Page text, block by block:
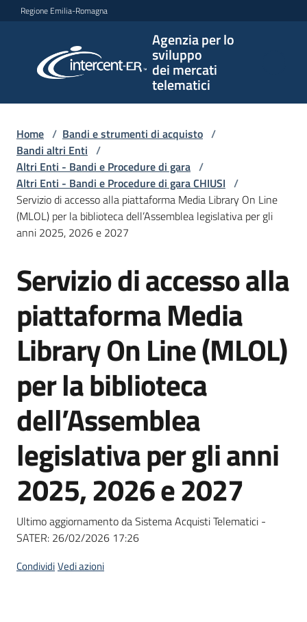
Vai al contenuto
Vai alla navigazione
Vai al footer
Regione Emilia-Romagna
Agenzia per lo
sviluppo
dei mercati
telematici
per lo
sviluppo
telematici
L'Agenzia
e
strumenti
acquisto
Piattaforme
telematiche
English
site
Home / Bandi e strumenti di acquisto /
Bandi altri Enti /
Altri Enti - Bandi e Procedure di gara /
Altri Enti - Bandi e Procedure di gara CHIUSI /
Servizio di accesso alla piattaforma Media Library On Line
(MLOL) per la biblioteca dell’Assemblea legislativa per gli
anni 2025, 2026 e 2027
Salta al contenuto
Servizio di accesso alla
piattaforma Media
Library On Line (MLOL)
per la biblioteca
dell’Assemblea
legislativa per gli anni
2025, 2026 e 2027
Ultimo aggiornamento da Sistema Acquisti Telematici -
SATER: 26/02/2026 17:26
CondividiVedi azioni